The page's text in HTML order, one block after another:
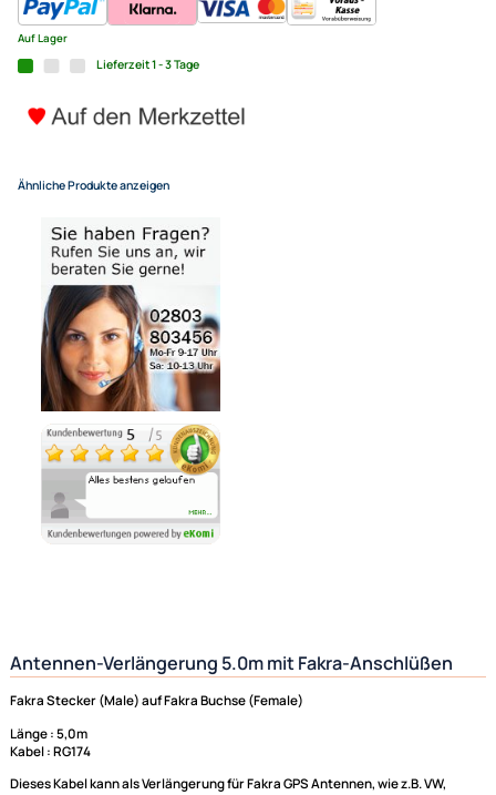
9,45 €
Alle Preise inkl. gesetzlicher MwSt.
+ EUR 4,55 Versandkosten
(Deutsche Inseln 14,90 EUR Aufschlag / pro Paket)
Bezahlmöglichkeiten
Auf Lager
Lieferzeit 1 - 3 Tage
Ähnliche Produkte anzeigen